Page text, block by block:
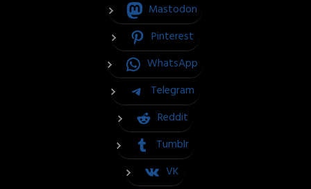
Mastodon
Pinterest
WhatsApp
Telegram
Reddit
Tumblr
VK